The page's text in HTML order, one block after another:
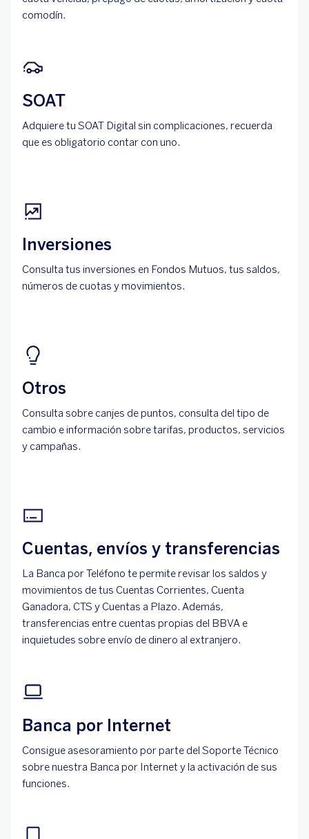
comodín.
SOAT
Adquiere tu SOAT Digital sin complicaciones, recuerda
que es obligatorio contar con uno.
Inversiones
Consulta tus inversiones en Fondos Mutuos, tus saldos,
números de cuotas y movimientos.
Otros
Consulta sobre canjes de puntos, consulta del tipo de
cambio e información sobre tarifas, productos, servicios
y campañas.
Cuentas, envíos y transferencias
La Banca por Teléfono te permite revisar los saldos y
movimientos de tus Cuentas Corrientes, Cuenta
Ganadora, CTS y Cuentas a Plazo. Además,
transferencias entre cuentas propias del BBVA e
inquietudes sobre envío de dinero al extranjero.
Banca por Internet
Consigue asesoramiento por parte del Soporte Técnico
sobre nuestra Banca por Internet y la activación de sus
funciones.